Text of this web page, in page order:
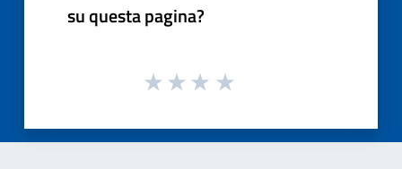
su questa pagina?